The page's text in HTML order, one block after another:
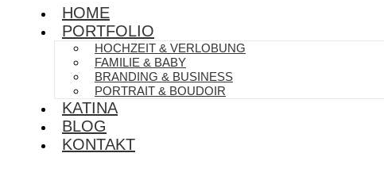
HOME
PORTFOLIO
HOCHZEIT & VERLOBUNG
FAMILIE & BABY
BRANDING & BUSINESS
PORTRAIT & BOUDOIR
KATINA
BLOG
KONTAKT